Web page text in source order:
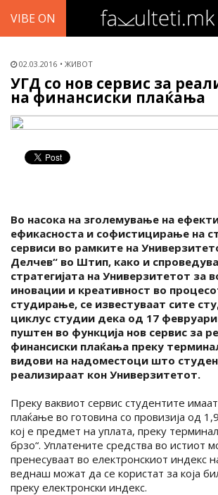
VIBE ON
02.03.2016 ЖИВОТ
УГД со нов сервис за
на финансиски плаќања
Во насока на зголемување на
ефикасноста и софистицирање на
сервиси во рамките на
Делчев“ во Штип, како и
стратегијата на Универзитетот за
иновации и креативност во
студирање, се известуваат сите
циклус студии дека од 17
пуштен во функција нов сервис за
финансиски плаќања преку
видови на надоместоци што
реализираат кон Универзитетот.
Преку ваквиот сервис студентите
плаќање во готовина со провизија од
кој е предмет на уплата, преку
брзо“. Уплатените средства во истиот
пренесуваат во електронскиот индекс
веднаш можат да се користат за која
преку електронски индекс.